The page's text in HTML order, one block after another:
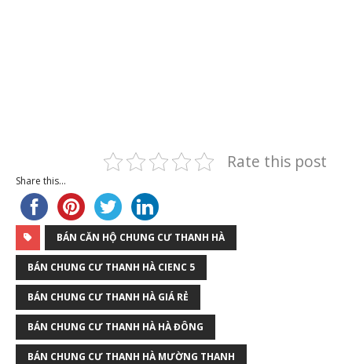
Rate this post
Share this...
BÁN CĂN HỘ CHUNG CƯ THANH HÀ
BÁN CHUNG CƯ THANH HÀ CIENC 5
BÁN CHUNG CƯ THANH HÀ GIÁ RẺ
BÁN CHUNG CƯ THANH HÀ HÀ ĐÔNG
BÁN CHUNG CƯ THANH HÀ MƯỜNG THANH